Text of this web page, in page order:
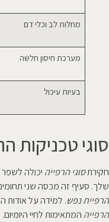
מחלות לב וכלי דם
מערכת חיסון חלשה
בעיות עיכול
סוגי טכניקות
חקירתסוגי הרפייה יכולה
שלך. סעיף זה מכסה שני
הרפיית נפש. למידה על אודות
הרפייה המתאימות לחיי היומיום.